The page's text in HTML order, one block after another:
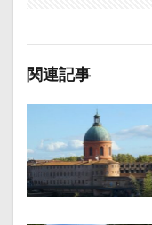
関連記事